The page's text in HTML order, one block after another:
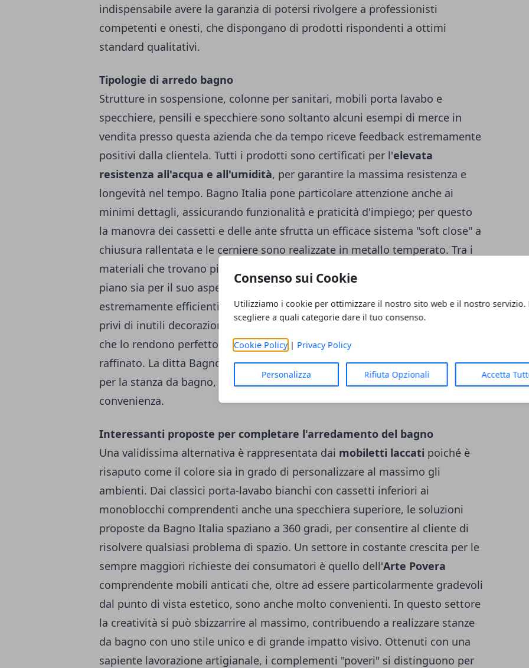
Consenso sui Cookie
Utilizziamo i cookie per ottimizzare il nostro sito web e il nostro servizio.
scegliere a quali categorie dare il tuo consenso.
Cookie Policy| Privacy Policy
Personalizza Rifiuta Opzionali Accetta
indispensabile avere la garanzia di potersi rivolgere a professionisti
competenti e onesti, che dispongano di prodotti rispondenti a ottimi
standard qualitativi.
Tipologie di arredo bagno
Strutture in sospensione, colonne per sanitari, mobili porta lavabo e
specchiere, pensili e specchiere sono soltanto alcuni esempi di merce in
vendita presso questa azienda che da tempo riceve feedback estremamente
positivi dalla clientela. Tutti i prodotti sono certificati per l'elevata
resistenza all'acqua e all'umidità, per garantire la massima resistenza e
longevità nel tempo. Bagno Italia pone particolare attenzione anche ai
minimi dettagli, assicurando funzionalità e praticità d'impiego; per questo
la manovra dei cassetti e delle ante sfrutta un efficace sistema "soft close" a
chiusura rallentata e le cerniere sono realizzate in metallo temperato. Tra i
materiali che trovano più largo impiego, il legno occupa un posto di primo
piano sia per il suo aspetto estetico caldo e naturale, sia per le prestazioni
estremamente efficienti. Ideale per lacreazione di mobili semplici, lineari e
privi di inutili decorazioni, questo materiale subisce specifici trattamenti
che lo rendono perfetto per arredare il bagno con uno stile elegante e
raffinato. La ditta Bagno Italia dispone di una vasta scelta di mobili in legno
per la stanza da bagno, che sono messi in vendita a prezzi di assoluta
convenienza.
Interessanti proposte per completare l'arredamento del bagno
Una validissima alternativa è rappresentata dai mobiletti laccati poiché è
risaputo come il colore sia in grado di personalizzare al massimo gli
ambienti. Dai classici porta-lavabo bianchi con cassetti inferiori ai
monoblocchi comprendenti anche una specchiera superiore, le soluzioni
proposte da Bagno Italia spaziano a 360 gradi, per consentire al cliente di
risolvere qualsiasi problema di spazio. Un settore in costante crescita per le
sempre maggiori richieste dei consumatori è quello dell'Arte Povera
comprendente mobili anticati che, oltre ad essere particolarmente gradevoli
dal punto di vista estetico, sono anche molto convenienti. In questo settore
la creatività si può sbizzarrire al massimo, contribuendo a realizzare stanze
da bagno con uno stile unico e di grande impatto visivo. Ottenuti con una
sapiente lavorazione artigianale, i complementi "poveri" si distinguono per